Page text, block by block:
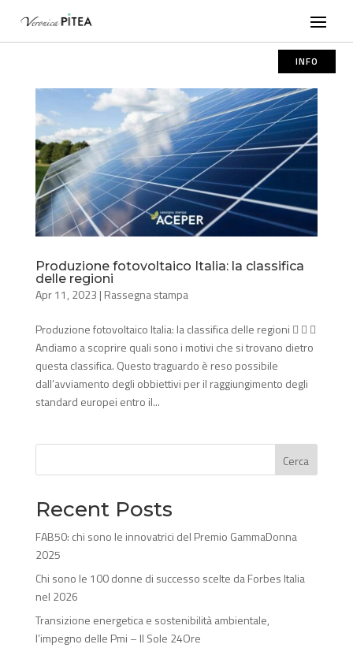
INFO
Produzione fotovoltaico Italia: la classifica
delle regioni
Apr 11, 2023 | Rassegna stampa
Produzione fotovoltaico Italia: la classifica delle regioni   
Andiamo a scoprire quali sono i motivi che si trovano dietro
questa classifica. Questo traguardo è reso possibile
dall’avviamento degli obbiettivi per il raggiungimento degli
standard europei entro il...
Cerca
Recent Posts
FAB50: chi sono le innovatrici del Premio GammaDonna
2025
Chi sono le 100 donne di successo scelte da Forbes Italia
nel 2026
Transizione energetica e sostenibilità ambientale,
l’impegno delle Pmi – Il Sole 24Ore